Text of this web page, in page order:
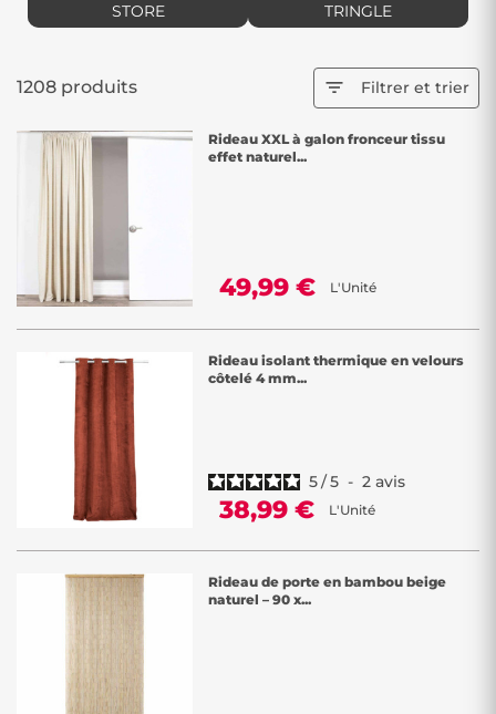
STORE TRINGLE
1208 produits  Filtrer et trier
Rideau XXL à galon fronceur tissu
effet naturel...
49,99 € L'Unité
Rideau isolant thermique en velours
côtelé 4 mm...
5/5 - 2 avis
38,99 € L'Unité
Rideau de porte en bambou beige
naturel – 90 x...